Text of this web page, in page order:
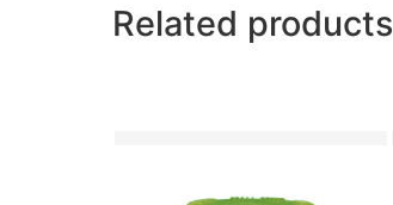
Related products